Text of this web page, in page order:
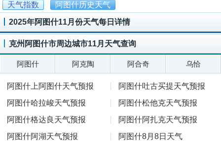
天气指数
阿图什历史天气
2025年阿图什11月份天气每日详情
克州阿图什市周边城市11月天气查询
阿图什 阿克陶 阿合奇 乌恰
阿图什上阿图什天气预报
阿图什吐古买提天气预报
阿图什哈拉峻天气预报
阿图什松他克天气预报
阿图什格达良天气预报
阿图什阿扎克天气预报
阿图什阿湖天气预报
阿图什8月8日天气